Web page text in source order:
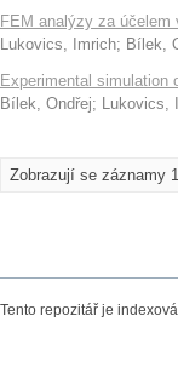
FEM analýzy za
Lukovics, Imrich; Bílek,
Experimental simulation
Bílek, Ondřej; Lukovics,
Zobrazují se záznamy
Tento repozitář je